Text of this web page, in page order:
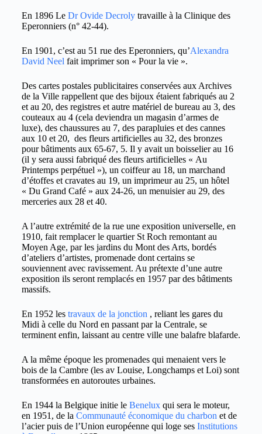
En 1896 Le Dr Ovide Decrolytravaille à la Clinique des
Eperonniers (n° 42-44).
En 1901, c’est au 51 rue des Eperonniers, qu’Alexandra
David Neel fait imprimer son « Pour la vie ».
Des cartes postales publicitaires conservées aux Archives
de la Ville rappellent que des bijoux étaient fabriqués au 2
et au 20, des registres et autre matériel de bureau au 3, des
couteaux au 4 (cela deviendra un magasin d’armes de
luxe), des chaussures au 7, des parapluies et des cannes
aux 10 et 20, des fleurs artificielles au 32, des bronzes
pour bâtiments aux 65-67, 5. Il y avait un boisselier au 16
(il y sera aussi fabriqué des fleurs artificielles « Au
Printemps perpétuel »), un coiffeur au 18, un marchand
d’étoffes et cravates au 19, un imprimeur au 25, un hôtel
« Du Grand Café » aux 24-26, un menuisier au 29, des
merceries aux 28 et 40.
A l’autre extrémité de la rue une exposition universelle, en
1910, fait remplacer le quartier St Roch remontant au
Moyen Age, par les jardins du Mont des Arts, bordés
d’ateliers d’artistes, promenade dont certains se
souviennent avec ravissement. Au prétexte d’une autre
exposition ils seront remplacés en 1957 par des bâtiments
massifs.
En 1952 les travaux de la jonction , reliant les gares du
Midi à celle du Nord en passant par la Centrale, se
terminent enfin, laissant au centre ville une balafre blafarde.
A la même époque les promenades qui menaient vers le
bois de la Cambre (les av Louise, Longchamps et Loi) sont
transformées en autoroutes urbaines.
En 1944 la Belgique initie le Beneluxqui sera le moteur,
en 1951, de la Communauté économique du charbon et de
l’acier puis de l’Union européenne qui loge ses Institutions